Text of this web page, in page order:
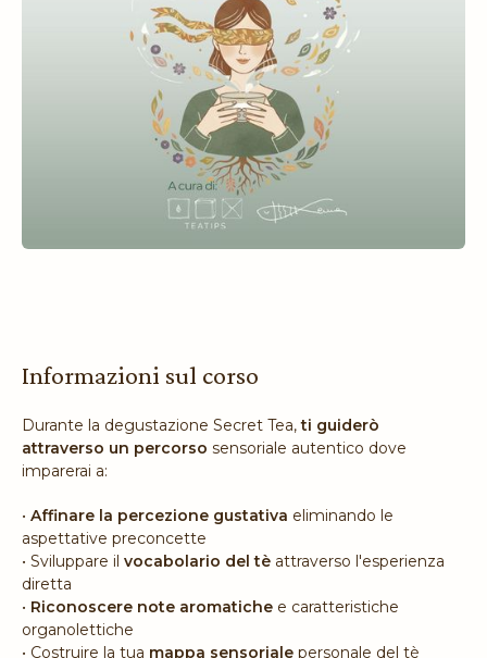
Informazioni sul corso
Durante la degustazione Secret Tea,ti guiderò
attraverso un percorso sensoriale autentico dove
imparerai a:
• Affinare la percezione gustativa eliminando le
aspettative preconcette
• Sviluppare il vocabolario del tè attraverso l'esperienza
diretta
• Riconoscere note aromatiche e caratteristiche
organolettiche
• Costruire la tua mappa sensoriale personale del tè